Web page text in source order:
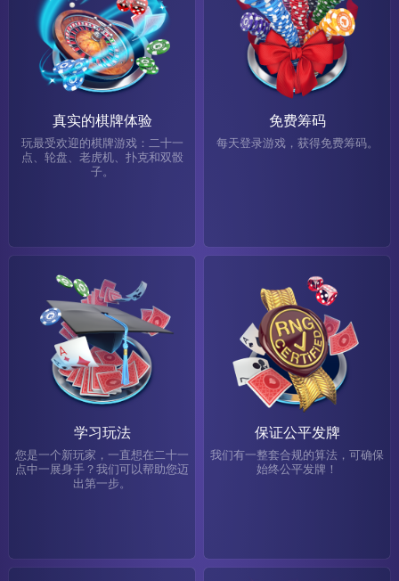
真实的棋牌体验
玩最受欢迎的棋牌游戏：二十一
点、轮盘、老虎机、扑克和双骰
子。
免费筹码
每天登录游戏，获得免费筹码。
学习玩法
您是一个新玩家，一直想在二十一
点中一展身手？我们可以帮助您迈
出第一步。
保证公平发牌
我们有一整套合规的算法，可确保
始终公平发牌！